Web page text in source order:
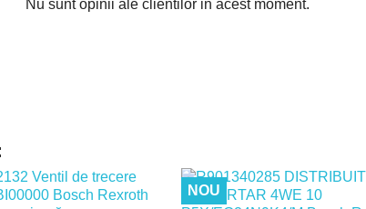
Nu sunt opinii ale clientilor in acest moment.
NOU